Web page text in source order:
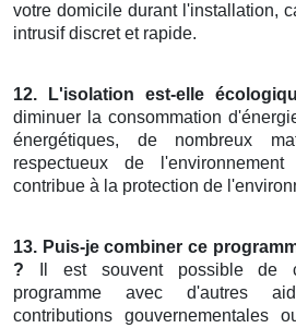
votre domicile durant l'installation,
intrusif discret et rapide.
12. L'isolation est-elle
diminuer la consommation
énergétiques, de nombreux
respectueux de
contribue à la protection de
13. Puis-je combiner ce
? Il est souvent possible de
programme avec d'autres
contributions gouvernementales